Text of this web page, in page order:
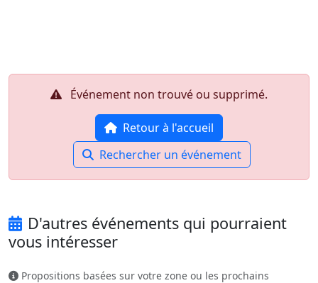
Événement non trouvé ou supprimé.
Retour à l'accueil
Rechercher un événement
D'autres événements qui pourraient
vous intéresser
Propositions basées sur votre zone ou les prochains